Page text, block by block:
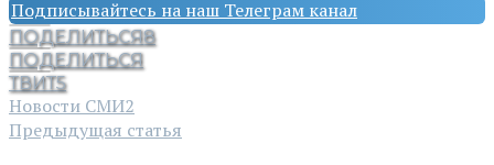
Подписывайтесь на наш Телеграм канал
ПОДЕЛИТЬСЯ8
ПОДЕЛИТЬСЯ
ТВИТ5
Новости СМИ2
Предыдущая статья